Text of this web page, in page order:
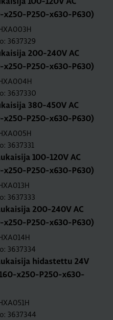
100-120V AC
x250-P250-x630-P630)
3637329
200-240V AC
x250-P250-x630-P630)
3637330
380-450V AC
x250-P250-x630-P630)
3637331
100-120V AC
x250-P250-x630-P630)
3637333
200-240V AC
x250-P250-x630-P630)
3637334
hi­das­tet­tu 24V
x250-P250-x630-
3637344